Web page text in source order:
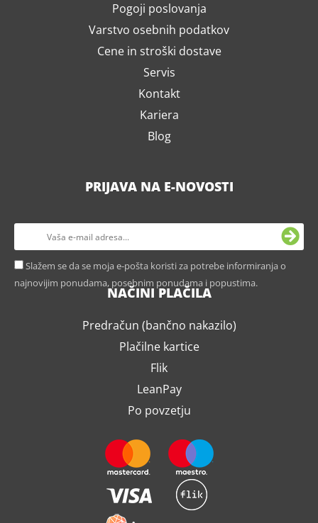
Pogoji poslovanja
Varstvo osebnih podatkov
Cene in stroški dostave
Servis
Kontakt
Kariera
Blog
PRIJAVA NA E-NOVOSTI
Slažem se da se moja e-pošta koristi za potrebe informiranja o
najnovijim ponudama, posebnim ponudama i popustima.
NAČINI PLAČILA
Predračun (bančno nakazilo)
Plačilne kartice
Flik
LeanPay
Po povzetju